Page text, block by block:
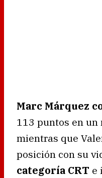
Marc Márquez
113 puntos en un
mientras que
posición con su
categoría CRT e